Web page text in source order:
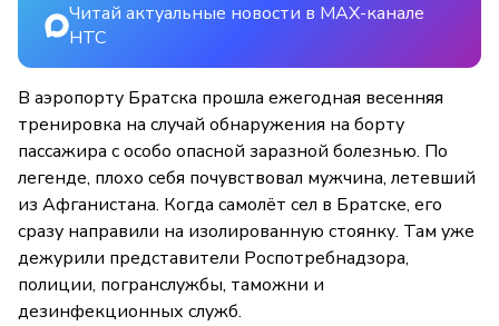
Читай актуальные новости в MAX-канале
НТС
В аэропорту Братска прошла ежегодная весенняя
тренировка на случай обнаружения на борту
пассажира с особо опасной заразной болезнью. По
легенде, плохо себя почувствовал мужчина, летевший
из Афганистана. Когда самолёт сел в Братске, его
сразу направили на изолированную стоянку. Там уже
дежурили представители Роспотребнадзора,
полиции, погранслужбы, таможни и
дезинфекционных служб.